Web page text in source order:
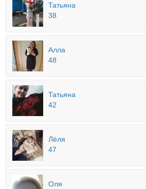
Татьяна
38
Алла
48
Татьяна
42
Лёля
47
Оля